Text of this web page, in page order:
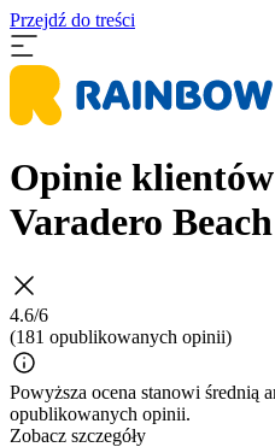
Przejdź do treści
Opinie
Varadero
4.6/6
(181 opublikowanych opinii)
Powyższa ocena stanowi średnią
opublikowanych opinii.
Zobacz szczegóły